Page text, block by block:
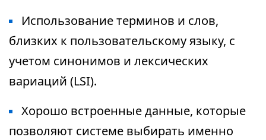
Использование терминов и слов,
близких к пользовательскому языку, с
учетом синонимов и лексических
вариаций (LSI).
Хорошо встроенные данные, которые
позволяют системе выбирать именно